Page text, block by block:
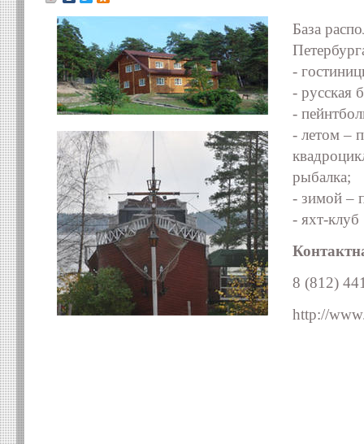
База
-
- русская
-
- летом –
рыбалка;
- зимой –
- яхт-
8 (812)
http://